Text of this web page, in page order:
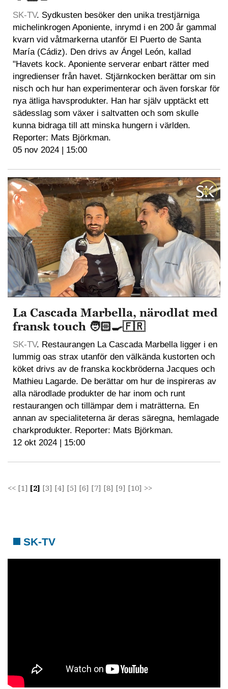
SK-TV. Sydkusten besöker den unika trestjärniga
michelinkrogen Aponiente, inrymd i en 200 år gammal
kvarn vid våtmarkerna utanför El Puerto de Santa
María (Cádiz). Den drivs av Ángel León, kallad
"Havets kock. Aponiente serverar enbart rätter med
ingredienser från havet. Stjärnkocken berättar om sin
nisch och hur han experimenterar och även forskar för
nya ätliga havsprodukter. Han har själv upptäckt ett
sädesslag som växer i saltvatten och som skulle
kunna bidraga till att minska hungern i världen.
Reporter: Mats Björkman.
05 nov 2024 | 15:00
La Cascada Marbella, närodlat med
fransk touch 🧑🏻‍🍳🇫🇷
SK-TV. Restaurangen La Cascada Marbella ligger i en
lummig oas strax utanför den välkända kustorten och
köket drivs av de franska kockbröderna Jacques och
Mathieu Lagarde. De berättar om hur de inspireras av
alla närodlade produkter de har inom och runt
restaurangen och tillämpar dem i maträtterna. En
annan av specialiteterna är deras säregna, hemlagade
charkprodukter. Reporter: Mats Björkman.
12 okt 2024 | 15:00
<< [1] [2] [3] [4] [5] [6] [7] [8] [9] [10] >>
SK-TV